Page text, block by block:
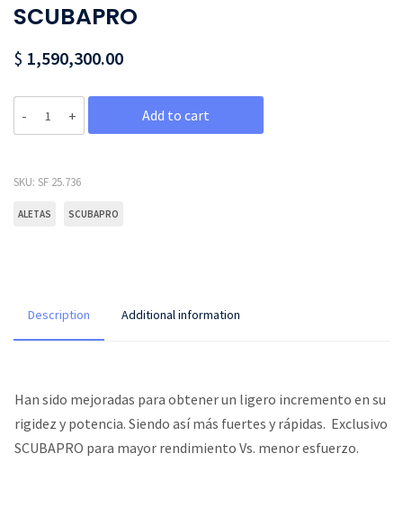
SCUBAPRO
$ 1,590,300.00
Add to cart
SKU: SF 25.736
ALETAS SCUBAPRO
Description Additional information
Han sido mejoradas para obtener un ligero incremento en su
rigidez y potencia. Siendo así más fuertes y rápidas. Exclusivo
SCUBAPRO para mayor rendimiento Vs. menor esfuerzo.